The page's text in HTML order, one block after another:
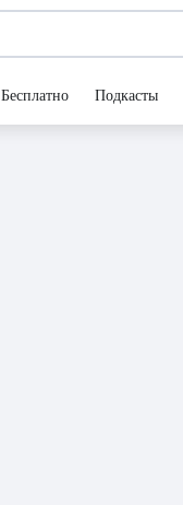
Бесплатно Подкасты